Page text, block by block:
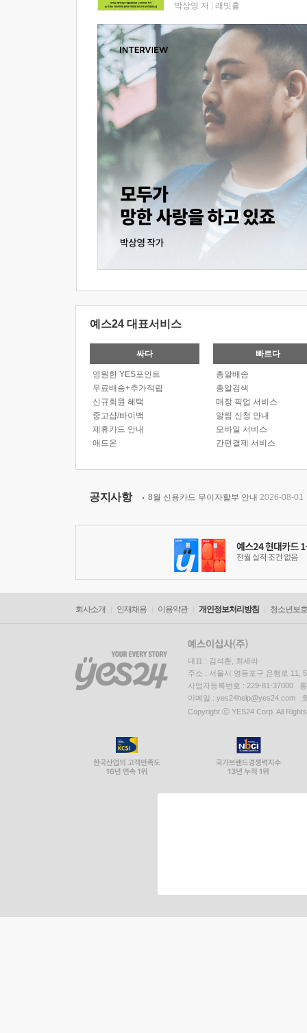
박상영 저 래빗홀
예스24 대표서비스
싸다
영원한 YES포인트
무료배송+추가적립
신규회원 혜택
중고샵/바이백
제휴카드 안내
애드온
빠르다
총알배송
총알검색
매장 픽업 서비스
알림 신청 안내
모바일 서비스
간편결제 서비스
공지사항 8월 신용카드 무이자할부 안내 2026-08-01
회사소개 인재채용 이용약관 개인정보처리방침 청소년보
대표 : 김석환, 최세라
주소 : 서울시 영등포구 은행로 11,
사업자등록번호 : 229-81-37000
이메일 : yes24help@yes24.com
Copyright ⓒ YES24 Corp. All